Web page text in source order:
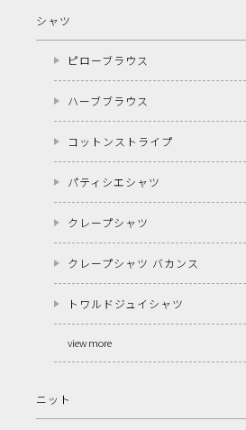
シャツ
ピローブラウス
ハーブブラウス
コットンストライプ
パティシエシャツ
クレープシャツ
クレープシャツ バカンス
トワルドジュイシャツ
view more
ニット